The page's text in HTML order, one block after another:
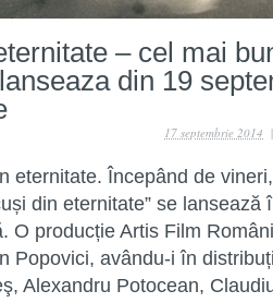
– cel mai
din 19
|
17 septembrie 2014
eternitate. Începând de
din eternitate” se
O producție Artis Film
Popovici, avându-i în
Alexandru Potocean,